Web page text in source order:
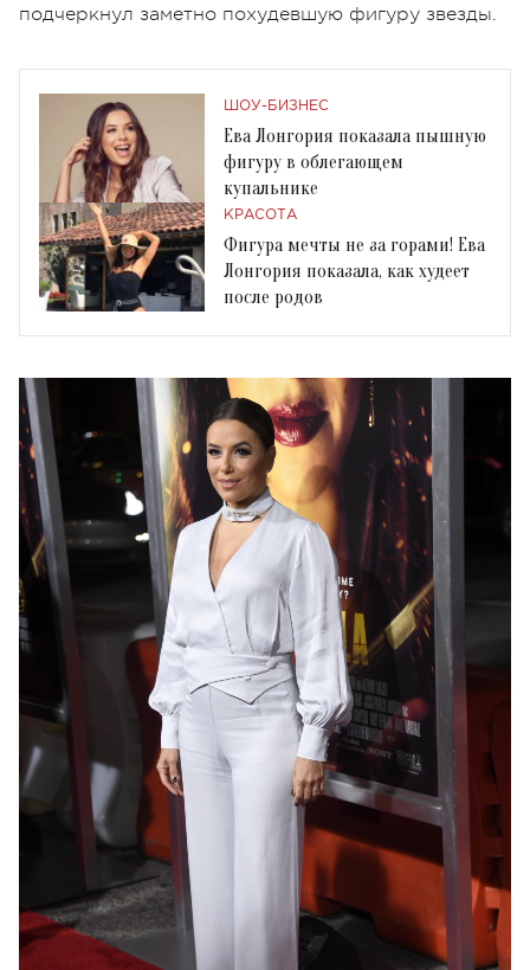
подчеркнул заметно похудевшую фигуру звезды.
ШОУ-БИЗНЕС
Ева Лонгория показала пышную
фигуру в облегающем
купальнике
КРАСОТА
Фигура мечты не за горами! Ева
Лонгория показала, как худеет
после родов